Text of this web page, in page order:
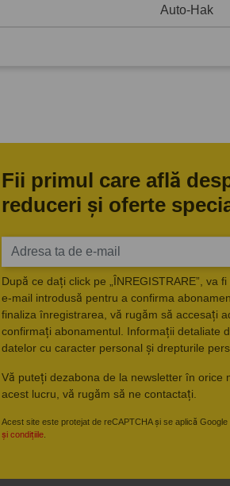
Auto-Hak
Fii primul care află
reduceri și oferte
După ce dați click pe „ÎNREGISTRARE”, va
e-mail introdusă pentru a confirma
finaliza înregistrarea, vă rugăm să accesați
confirmați abonamentul. Informații detaliate
datelor cu caracter personal și drepturile
Vă puteți dezabona de la newsletter în orice
acest lucru, vă rugăm să ne contactați.
Acest site este protejat de reCAPTCHA și se aplică Google
și condițiile